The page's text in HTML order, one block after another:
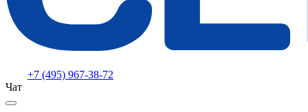
+7 (495) 967-38-72
Чат